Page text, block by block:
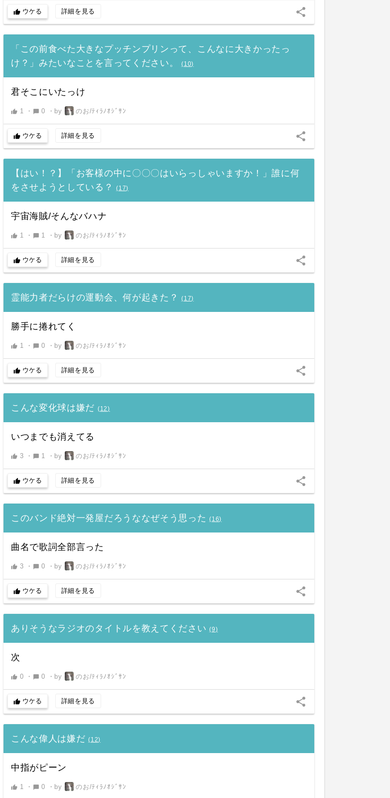
thumb_up ウケる 詳細を見る share
「この前食べた大きなプッチンプリンって、こんなに大きかったっ
け？」みたいなことを言ってください。
(10)
君そこにいたっけ
thumb_up 1 ・ chat_bubble 0 ・ by のお/ﾃｨﾗﾉｵｼﾞｻﾝ
thumb_up ウケる 詳細を見る share
【はい！？】「お客様の中に〇〇〇はいらっしゃいますか！」誰に何
をさせようとしている？
(17)
宇宙海賊/そんなバハナ
thumb_up 1 ・ chat_bubble 1 ・ by のお/ﾃｨﾗﾉｵｼﾞｻﾝ
thumb_up ウケる 詳細を見る share
霊能力者だらけの運動会、何が起きた？ (17)
勝手に捲れてく
thumb_up 1 ・ chat_bubble 0 ・ by のお/ﾃｨﾗﾉｵｼﾞｻﾝ
thumb_up ウケる 詳細を見る share
こんな変化球は嫌だ (12)
いつまでも消えてる
thumb_up 3 ・ chat_bubble 1 ・ by のお/ﾃｨﾗﾉｵｼﾞｻﾝ
thumb_up ウケる 詳細を見る share
このバンド絶対一発屋だろうななぜそう思った (16)
曲名で歌詞全部言った
thumb_up 3 ・ chat_bubble 0 ・ by のお/ﾃｨﾗﾉｵｼﾞｻﾝ
thumb_up ウケる 詳細を見る share
ありそうなラジオのタイトルを教えてください (9)
次
thumb_up 0 ・ chat_bubble 0 ・ by のお/ﾃｨﾗﾉｵｼﾞｻﾝ
thumb_up ウケる 詳細を見る share
こんな偉人は嫌だ (12)
中指がピーン
thumb_up 1 ・ chat_bubble 0 ・ by のお/ﾃｨﾗﾉｵｼﾞｻﾝ